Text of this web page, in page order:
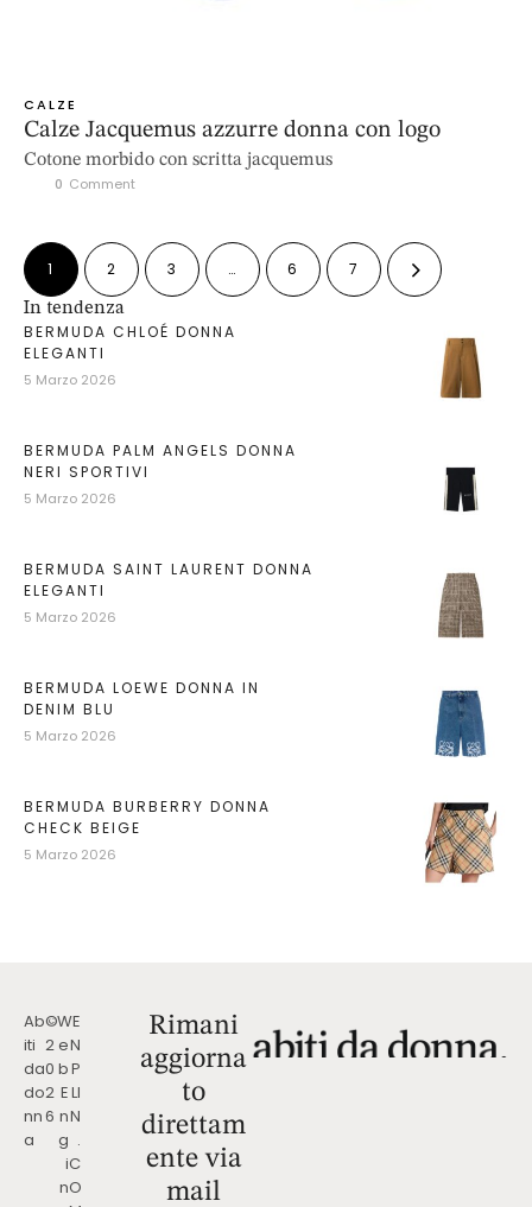
CALZE
Calze Jacquemus azzurre donna con logo
Cotone morbido con scritta jacquemus
0 Comment
1 2 3 … 6 7
In tendenza
BERMUDA CHLOÉ DONNA
ELEGANTI
5 Marzo 2026
BERMUDA PALM ANGELS DONNA
NERI SPORTIVI
5 Marzo 2026
BERMUDA SAINT LAURENT DONNA
ELEGANTI
5 Marzo 2026
BERMUDA LOEWE DONNA IN
DENIM BLU
5 Marzo 2026
BERMUDA BURBERRY DONNA
CHECK BEIGE
5 Marzo 2026
Ab
iti
da
do
nn
a
©
2
0
2
6
W
e
b
E
n
g
i
n
E
N
P
LI
N
.
C
O
Rimani
aggiorna
to
direttam
ente via
mail